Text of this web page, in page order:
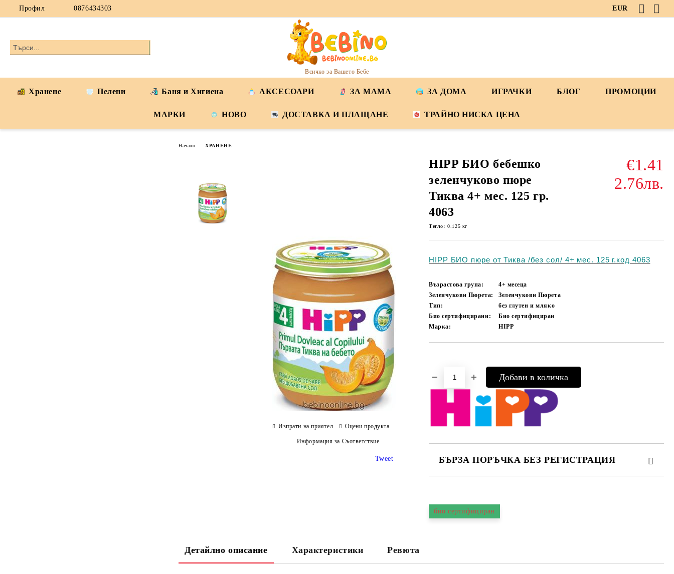
Профил 0876434303 EUR
Всичко за Вашето Бебе
Хранене Пелени Баня и Хигиена АКСЕСОАРИ ЗА МАМА ЗА ДОМА ИГРАЧКИ БЛОГ ПРОМОЦИИ
МАРКИ НОВО ДОСТАВКА И ПЛАЩАНЕ ТРАЙНО НИСКА ЦЕНА
Начало ХРАНЕНЕ
HIPP БИО бебешко
зеленчуково пюре
Тиква 4+ мес. 125 гр.
4063
€1.41
2.76лв.
Тегло: 0.125 кг
HIPP БИО пюре от Тиква /без сол/ 4+ мес. 125 г.код 4063
Възрастова група:
4+ месеца
Зеленчукови Пюрета:
Зеленчукови Пюрета
Тип:
без глутен и мляко
Био сертифицирани:
Био сертифициран
Марка:
HIPP
БЪРЗА ПОРЪЧКА БЕЗ РЕГИСТРАЦИЯ
био сертифициран
Изпрати на приятел Оцени продукта
Информация за Съответствие
Tweet
Детайлно описание Характеристики Ревюта